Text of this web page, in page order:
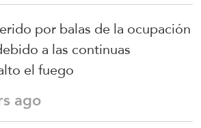
por balas de la ocupación
a las continuas
el fuego
ago